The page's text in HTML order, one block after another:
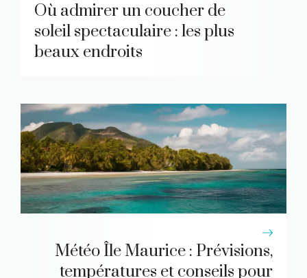
Où admirer un coucher de
soleil spectaculaire : les plus
beaux endroits
Météo Île Maurice : Prévisions,
températures et conseils pour